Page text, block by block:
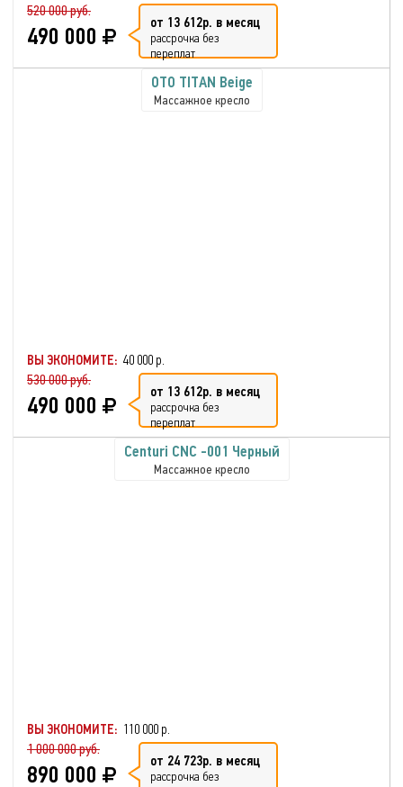
520 000 руб.
490 000 от 13 612р. в месяц
рассрочка без
переплат
OTO TITAN Beige
Массажное кресло
ВЫ ЭКОНОМИТЕ: 40 000 р.
530 000 руб.
490 000 от 13 612р. в месяц
рассрочка без
переплат
Centuri CNC -001 Черный
Массажное кресло
ВЫ ЭКОНОМИТЕ: 110 000 р.
1 000 000 руб.
890 000 от 24 723р. в месяц
рассрочка без